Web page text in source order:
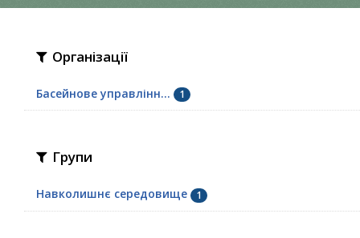
Організації
Басейнове управлінн... 1
Групи
Навколишнє середовище 1